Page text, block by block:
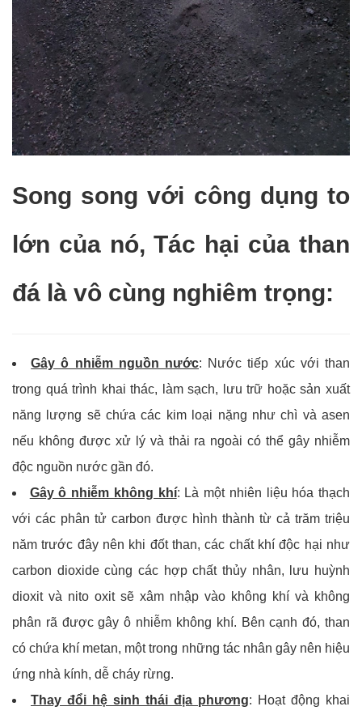
Song song với công dụng to
lớn của nó, Tác hại của than
đá là vô cùng nghiêm trọng:
Gây ô nhiễm nguồn nước: Nước tiếp xúc với than
trong quá trình khai thác, làm sạch, lưu trữ hoặc sản xuất
năng lượng sẽ chứa các kim loại nặng như chì và asen
nếu không được xử lý và thải ra ngoài có thể gây nhiễm
độc nguồn nước gần đó.
Gây ô nhiễm không khí: Là một nhiên liệu hóa thạch
với các phân tử carbon được hình thành từ cả trăm triệu
năm trước đây nên khi đốt than, các chất khí độc hại như
carbon dioxide cùng các hợp chất thủy nhân, lưu huỳnh
dioxit và nito oxit sẽ xâm nhập vào không khí và không
phân rã được gây ô nhiễm không khí. Bên cạnh đó, than
có chứa khí metan, một trong những tác nhân gây nên hiệu
ứng nhà kính, dễ cháy rừng.
Thay đổi hệ sinh thái địa phương: Hoạt động khai